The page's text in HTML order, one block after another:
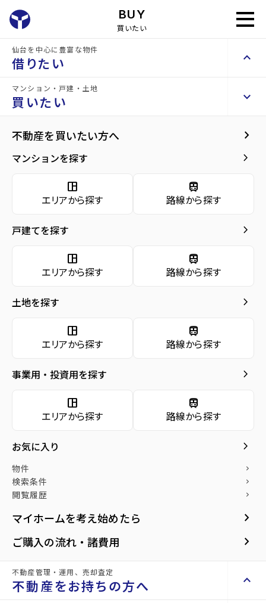
BUY
買いたい
仙台を中心に豊富な物件
借りたい keyboard_arrow_up
賃貸検索（居住用） keyboard_arrow_right
エリアから探す
賃貸検索（テナント・事業用）
エリアから探す 路線から探す
物件 keyboard_arrow_right
閲覧履歴
社宅をお探しの方へ keyboard_arrow_right
家具家電レンタル
レンタルオフィス keyboard_arrow_right
貸会議室
月極駐車場 open_in_new
マンション・戸建・土地
買いたい keyboard_arrow_up
不動産を買いたい方へ keyboard_arrow_right
マンションを探す keyboard_arrow_right
space_dashboard
エリアから探す
train
路線から探す
戸建てを探す keyboard_arrow_right
space_dashboard
エリアから探す
train
路線から探す
土地を探す keyboard_arrow_right
space_dashboard
エリアから探す
train
路線から探す
事業用・投資用を探す keyboard_arrow_right
space_dashboard
エリアから探す
train
路線から探す
お気に入り keyboard_arrow_right
物件 keyboard_arrow_right
検索条件 keyboard_arrow_right
閲覧履歴 keyboard_arrow_right
マイホームを考え始めたら keyboard_arrow_right
ご購入の流れ・諸費用 keyboard_arrow_right
不動産管理・運用、売却査定
不動産をお持ちの方へ keyboard_arrow_up
中古マンション
keyboard_arrow_rightお問い合わせ
詳細情報
ガーデンシティコートA街区N
1,780万円
種別／構造 中古マンション／RC(鉄筋コンクリート)
アクセス
仙台市地下鉄南北線/泉中央駅 バス乗車19分
所在地 宮城県富谷市成田4丁目
●毎日のお散歩も快適な緑に恵まれた閑静
●南向きのリビングでぽかぽかの日差しが
感じられます
便利な住環境
●小さなお子様も無理なく通える成田東小